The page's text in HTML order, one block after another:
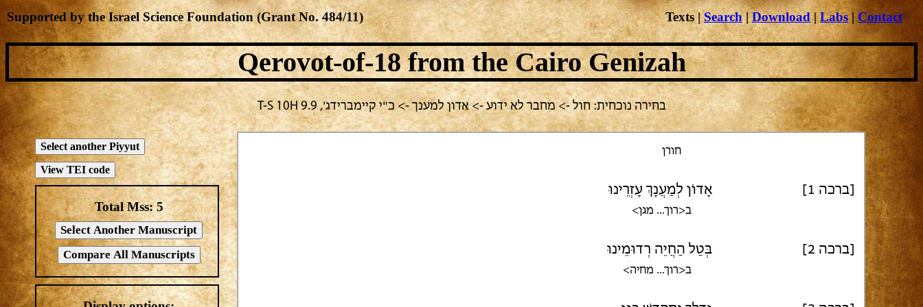
Qerovot-of-18from the Cairo Genizah
בחירה נוכחית: חול -> מחבר לא ידוע -> אדון למענך -> כ"י קיימברידג', T-S 10H 9.9
Total Mss:5
חורן
[ברכה 1] אָדוֹן לְמַעֲנָךְ עָזְרֵינוּ
ב<רוך... מגן>
[ברכה 2] בְּטַל הַחֲיֵה רְדוּמֵינוּ
ב<רוך... מחיה>
Texts|Search|Download|Labs | Contact
Supported by the Israel Science Foundation (Grant No. 484/11)